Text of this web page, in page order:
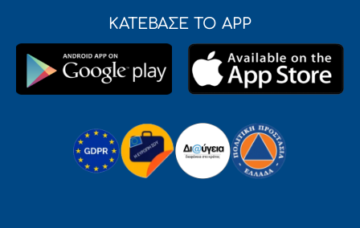
ΚΑΤΕΒΑΣΕ ΤΟ APP